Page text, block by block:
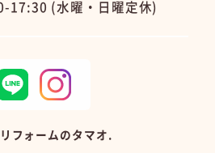
17:30 (水曜・日曜定休)
フォームのタマオ.